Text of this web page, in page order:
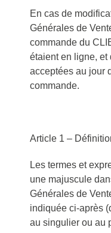
En cas de
Générales de
commande du
étaient en ligne, et
acceptées au jour
commande.
Article 1 –
Les termes et
une majuscule
Générales de
indiquée ci-après
au singulier ou au